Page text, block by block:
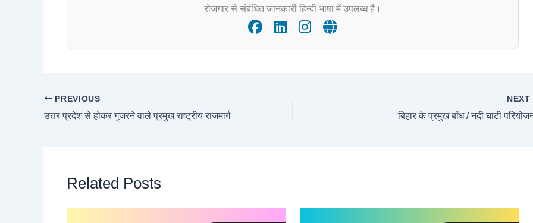
रोजगार से संबंधित जानकारी हिन्दी भाषा में उपलब्ध है।
PREVIOUS
उत्तर प्रदेश से होकर गुजरने वाले प्रमुख राष्ट्रीय राजमार्ग
NEXT
बिहार के प्रमुख बाँध / नदी घाटी
Related Posts